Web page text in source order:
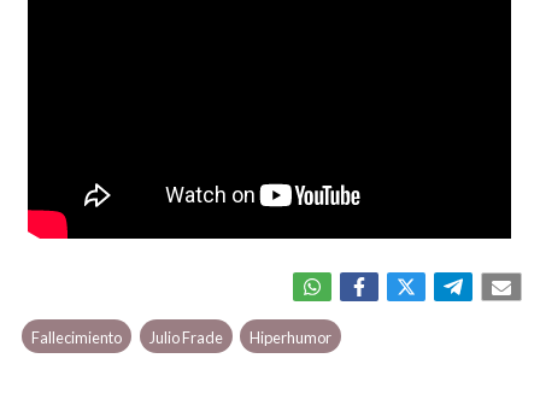
Fallecimiento Julio Frade Hiperhumor